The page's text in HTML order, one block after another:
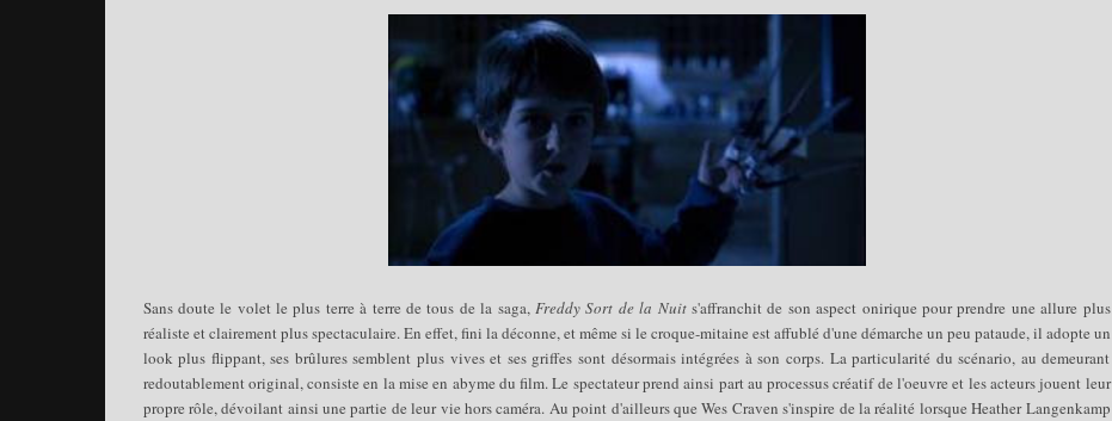
Sans doute le volet le plus terre à terre de tous de la saga, Freddy Sort de la Nuits'affranchit de son aspect onirique pour prendre une allure plus
réaliste et clairement plus spectaculaire. En effet, fini la déconne, et même si le croque-mitaine est affublé d'une démarche un peu pataude, il adopte un
look plus flippant, ses brûlures semblent plus vives et ses griffes sont désormais intégrées à son corps. La particularité du scénario, au demeurant
redoutablement original, consiste en la mise en abyme du film. Le spectateur prend ainsi part au processus créatif de l'oeuvre et les acteurs jouent leur
propre rôle, dévoilant ainsi une partie de leur vie hors caméra. Au point d'ailleurs que Wes Craven s'inspire de la réalité lorsque Heather Langenkamp